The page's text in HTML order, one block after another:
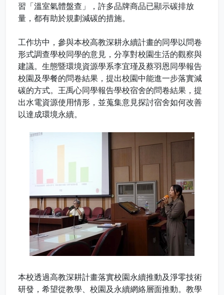
習「溫室氣體盤查」，許多品牌商品已顯示碳排放
量，都有助於規劃減碳的措施。
工作坊中，參與本校高教深耕永續計畫的同學以問卷
形式調查學校同學的意見，分享對校園生活的觀察與
建議。生態暨環境資源學系李宜瑾及蔡羽恩同學報告
校園及學餐的問卷結果，提出校園中能進一步落實減
碳的方式。王禹心同學報告學校宿舍的問卷結果，提
出水電資源使用情形，並蒐集意見探討宿舍如何改善
以達成環境永續。
本校透過高教深耕計畫落實校園永續推動及淨零技術
研發，希望從教學、校園及永續網絡層面推動。教學